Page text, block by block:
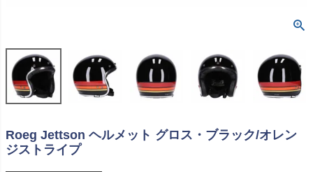
Roeg Jettson ヘルメット グロス・ブラック/オレン
ジストライプ